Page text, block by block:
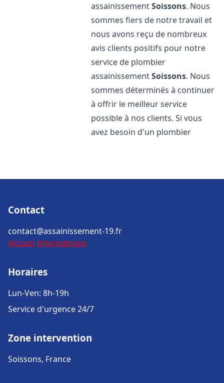
assainissementSoissons. Nous
sommes fiers de notre travail et
nous avons reçu de nombreux
avis clients positifs pour notre
service de plombier
assainissementSoissons. Nous
sommes déterminés à continuer
à offrir le meilleur service
possible à nos clients. Si vous
avez besoin d'un plombier
Contact
contact@assainissement-19.fr
Accueil Informations
Horaires
Lun-Ven: 8h-19h
Service d'urgence 24/7
Zone intervention
Soissons, France